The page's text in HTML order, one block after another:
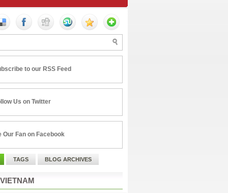
to our RSS Feed
Us on Twitter
Our Fan on Facebook
TAGS BLOG ARCHIVES